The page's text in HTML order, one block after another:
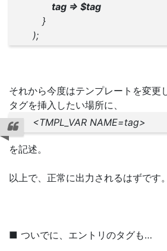
tag => $tag
}
);
それから今度はテンプレートを変更し
タグを挿入したい場所に、
<TMPL_VAR NAME=tag>
を記述。
以上で、正常に出力されるはずです。
■ ついでに、エントリのタグも…